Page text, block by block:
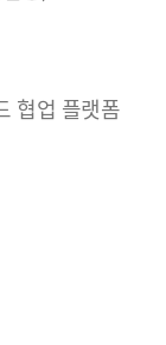
협업 플랫폼